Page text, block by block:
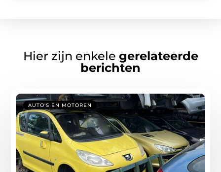
Hier zijn enkele gerelateerde
berichten
AUTO'S EN MOTOREN